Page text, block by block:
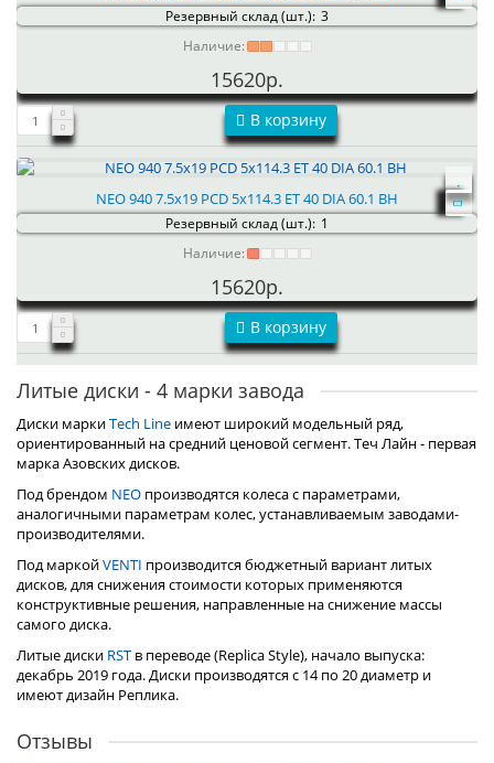
Резервный склад (шт.): 3
Наличие:
15620р.
В корзину
NEO 940 7.5x19 PCD 5x114.3 ET 40 DIA 60.1 BH
Резервный склад (шт.): 1
Наличие:
15620р.
В корзину
Литые диски - 4 марки завода
Диски маркиTech Line имеют широкий модельный ряд,
ориентированный на средний ценовой сегмент. Теч Лайн - первая
марка Азовских дисков.
Под брендом NEO производятся колеса с параметрами,
аналогичными параметрам колес, устанавливаемым заводами-
производителями.
Под маркойVENTI производится бюджетный вариант литых
дисков, для снижения стоимости которых применяются
конструктивные решения, направленные на снижение массы
самого диска.
Литые диски RST в переводе (Replica Style), начало выпуска:
декабрь 2019 года. Диски производятся с 14 по 20 диаметр и
имеют дизайн Реплика.
Отзывы